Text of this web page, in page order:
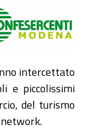
intercettato
e piccolissimi
del turismo